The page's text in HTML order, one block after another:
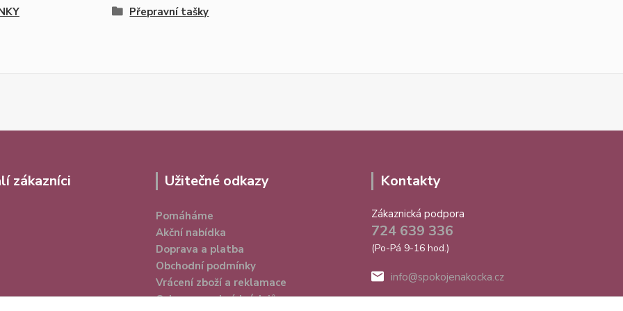
Přepravní tašky
zákazníci Užitečné odkazy
Pomáháme
Akční nabídka
Doprava a platba
Obchodní podmínky
Vrácení zboží a reklamace
Ochrana osobních údajů
Kontakty
Zákaznická podpora
724 639 336
(Po-Pá 9-16 hod.)
info@spokojenakocka.cz